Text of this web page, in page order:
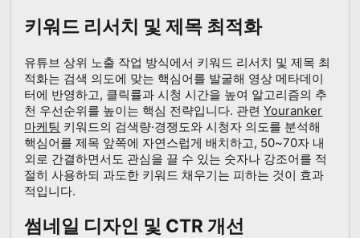
키워드 리서치 및 제목 최적화
유튜브 상위 노출 작업 방식에서 키워드 리서치 및 제목 최
적화는 검색 의도에 맞는 핵심어를 발굴해 영상 메타데이
터에 반영하고, 클릭률과 시청 시간을 높여 알고리즘의 추
천 우선순위를 높이는 핵심 전략입니다. 관련Youranker
마케팅 키워드의 검색량·경쟁도와 시청자 의도를 분석해
핵심어를 제목 앞쪽에 자연스럽게 배치하고, 50~70자 내
외로 간결하면서도 관심을 끌 수 있는 숫자나 강조어를 적
절히 사용하되 과도한 키워드 채우기는 피하는 것이 효과
적입니다.
썸네일 디자인 및 CTR 개선